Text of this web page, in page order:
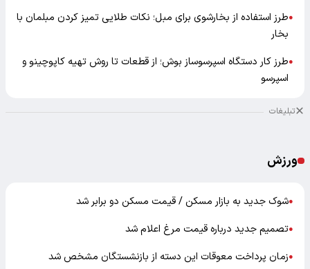
●طرز استفاده از بخارشوی برای مبل؛ نکات طلایی تمیز کردن مبلمان با
بخار
●طرز کار دستگاه اسپرسوساز بوش؛ از قطعات تا روش تهیه کاپوچینو و
اسپرسو
تبلیغات
ورزش
●شوک جدید به بازار مسکن / قیمت مسکن دو برابر شد
●تصمیم جدید درباره قیمت مرغ اعلام شد
●زمان پرداخت معوقات این دسته از بازنشستگان مشخص شد